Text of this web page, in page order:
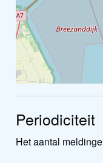
Periodiciteit
Het aantal